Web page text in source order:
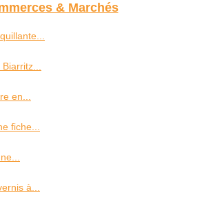
& Marchés
en...
fiche...
à...